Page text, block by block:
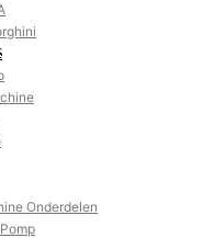
Onderdelen